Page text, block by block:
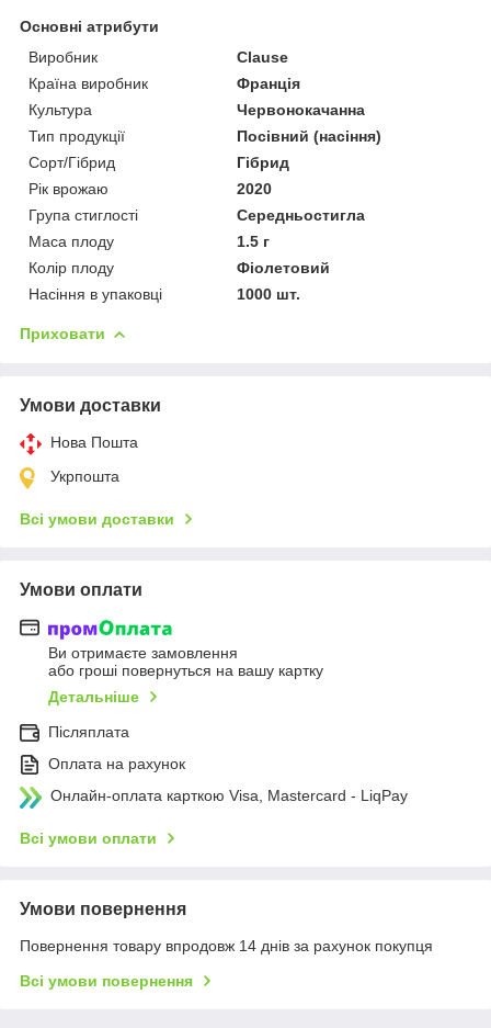
Основні атрибути
Виробник
Clause
Країна виробник
Франція
Культура
Червонокачанна
Тип продукції
Посівний (насіння)
Сорт/Гібрид
Гібрид
Рік врожаю
2020
Група стиглості
Середньостигла
Маса плоду
1.5 г
Колір плоду
Фіолетовий
Насіння в упаковці
1000 шт.
Приховати
Умови доставки
Нова Пошта
Укрпошта
Всі умови доставки
Умови оплати
Ви отримаєте замовлення
або гроші повернуться на вашу картку
Детальніше
Післяплата
Оплата на рахунок
Онлайн-оплата карткою Visa, Mastercard - LiqPay
Всі умови оплати
Умови повернення
Повернення товару впродовж 14 днів за рахунок покупця
Всі умови повернення